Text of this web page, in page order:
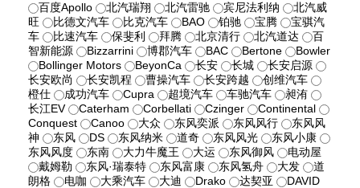
百度Apollo
北汽瑞翔 北汽雷驰 宾尼法利纳
北汽威
旺
比德文汽车 比克汽车 BAO 铂驰 宝腾
宝骐汽
车
比速汽车 保斐利 拜腾 北京清行 北汽道达
百
智新能源
Bizzarrini 博郡汽车 BAC Bertone
Bowler
Bollinger Motors
BeyonCa 长安 长城
长安启源
长安欧尚
长安凯程 曹操汽车 长安跨越
创维汽车
橙仕
成功汽车 Cupra 超境汽车 车驰汽车
昶洧
长江EV
Caterham Corbellati Czinger
Continental
Conquest
Canoo 大众 东风奕派 东风风行
东风风
神
东风 DS 东风纳米 道奇 东风风光
东风小康
东风风度
东南 大力牛魔王 大运 东风御风
电动屋
戴姆勒
东风·瑞泰特 东风富康 东风氢舟 大发
道
朗格
电咖 大乘汽车 大迪 Drako 达契亚
DAVID